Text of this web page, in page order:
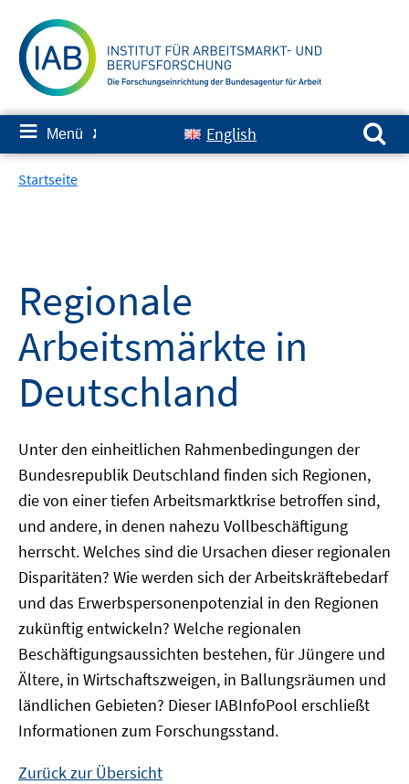
zum
Inhalt
≡ Menü ✘ English
Suchen nach:
Startseite
Regionale
Arbeitsmärkte in
Deutschland
Unter den einheitlichen Rahmenbedingungen der
Bundesrepublik Deutschland finden sich Regionen,
die von einer tiefen Arbeitsmarktkrise betroffen sind,
und andere, in denen nahezu Vollbeschäftigung
herrscht. Welches sind die Ursachen dieser regionalen
Disparitäten? Wie werden sich der Arbeitskräftebedarf
und das Erwerbspersonenpotenzial in den Regionen
zukünftig entwickeln? Welche regionalen
Beschäftigungsaussichten bestehen, für Jüngere und
Ältere, in Wirtschaftszweigen, in Ballungsräumen und
ländlichen Gebieten? DieserIABInfoPool erschließt
Informationen zum Forschungsstand.
Zurück zur Übersicht